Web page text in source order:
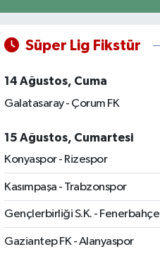
Süper Lig Fikstür
14 Ağustos, Cuma
Galatasaray - Çorum FK
15 Ağustos, Cumartesi
Konyaspor - Rizespor
Kasımpaşa - Trabzonspor
Gençlerbirliği S.K. - Fenerbahçe
Gaziantep FK - Alanyaspor